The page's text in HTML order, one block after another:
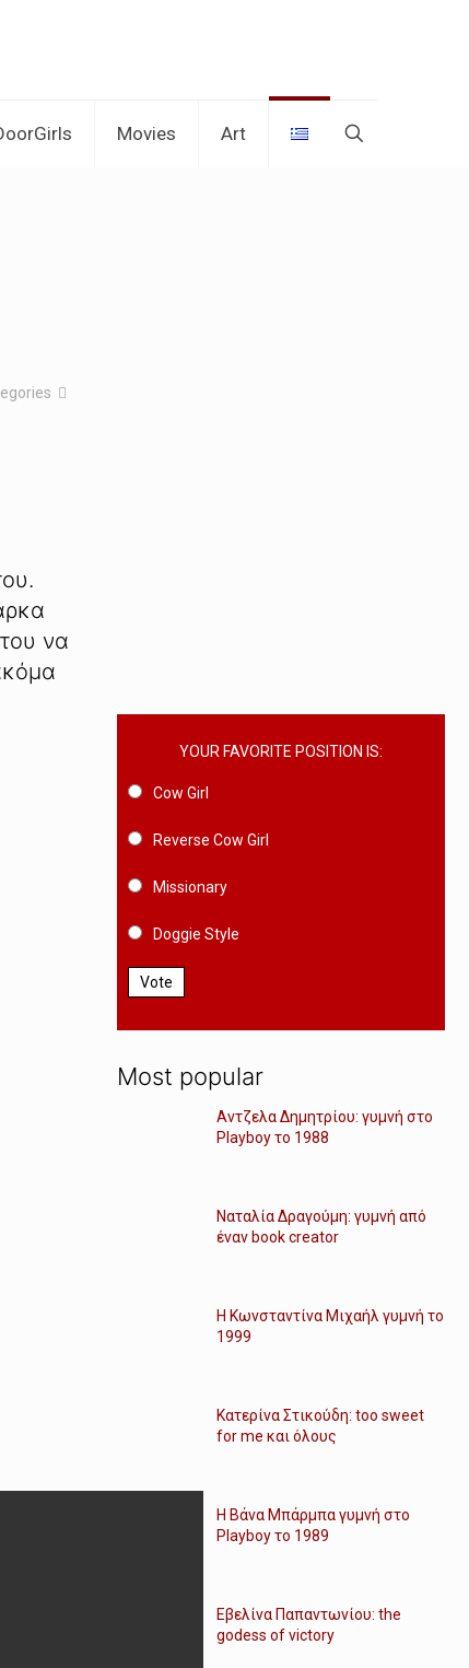
Movies Art
να
YOUR FAVORITE POSITION IS:
Cow Girl
Reverse Cow Girl
Missionary
Doggie Style
Vote
Most popular
Αντζελα Δημητρίου: γυμνή στο
Playboy το 1988
Ναταλία Δραγούμη: γυμνή από
έναν book creator
Η Κωνσταντίνα Μιχαήλ γυμνή το
1999
Κατερίνα Στικούδη: too sweet
for me και όλους
Η Βάνα Μπάρμπα γυμνή στο
Playboy το 1989
Εβελίνα Παπαντωνίου: the
godess of victory